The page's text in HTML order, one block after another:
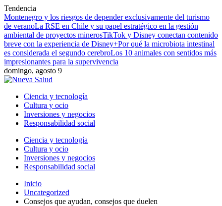
Tendencia
Montenegro y los riesgos de depender exclusivamente del turismo
de veranoLa RSE en Chile y su papel estratégico en la gestión
ambiental de proyectos minerosTikTok y Disney conectan contenido
breve con la experiencia de Disney+Por qué la microbiota intestinal
es considerada el segundo cerebroLos 10 animales con sentidos más
impresionantes para la supervivencia
domingo, agosto 9
Ciencia y tecnología
Cultura y ocio
Inversiones y negocios
Responsabilidad social
Ciencia y tecnología
Cultura y ocio
Inversiones y negocios
Responsabilidad social
Inicio
Uncategorized
Consejos que ayudan, consejos que duelen